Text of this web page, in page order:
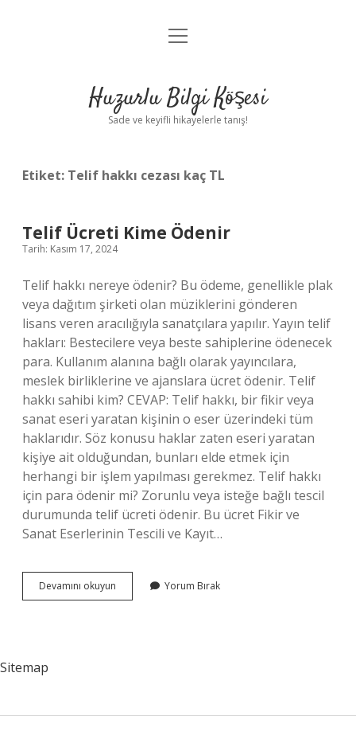
Anasayfa
Yasal Uyarı
menüyü
Huzurlu Bilgi Köşesi
Sade ve keyifli hikayelerle tanış!
Etiket: Telif hakkı cezası kaç TL
Telif Ücreti Kime Ödenir
Tarih: Kasım 17, 2024
Telif hakkı nereye ödenir? Bu ödeme, genellikle plak
veya dağıtım şirketi olan müziklerini gönderen
lisans veren aracılığıyla sanatçılara yapılır. Yayın telif
hakları: Bestecilere veya beste sahiplerine ödenecek
para. Kullanım alanına bağlı olarak yayıncılara,
meslek birliklerine ve ajanslara ücret ödenir. Telif
hakkı sahibi kim? CEVAP: Telif hakkı, bir fikir veya
sanat eseri yaratan kişinin o eser üzerindeki tüm
haklarıdır. Söz konusu haklar zaten eseri yaratan
kişiye ait olduğundan, bunları elde etmek için
herhangi bir işlem yapılması gerekmez. Telif hakkı
için para ödenir mi? Zorunlu veya isteğe bağlı tescil
durumunda telif ücreti ödenir. Bu ücret Fikir ve
Sanat Eserlerinin Tescili ve Kayıt…
Devamını okuyun
Ücreti
Yorum Bırak
Sitemap